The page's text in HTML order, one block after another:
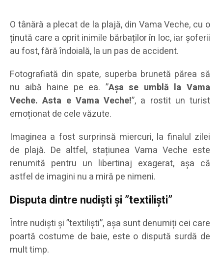
O tânără a plecat de la plajă, din Vama Veche, cu o
ținută care a oprit inimile bărbaților în loc, iar șoferii
au fost, fără îndoială, la un pas de accident.
Fotografiată din spate, superba brunetă părea să
nu aibă haine pe ea. ”Așa se umblă la Vama
Veche. Asta e Vama Veche!”, a rostit un turist
emoționat de cele văzute.
Imaginea a fost surprinsă miercuri, la finalul zilei
de plajă. De altfel, stațiunea Vama Veche este
renumită pentru un libertinaj exagerat, așa că
astfel de imagini nu a miră pe nimeni.
Disputa dintre nudiști și ”textiliști”
Între nudiști și ”textiliști”, așa sunt denumiți cei care
poartă costume de baie, este o dispută surdă de
mult timp.